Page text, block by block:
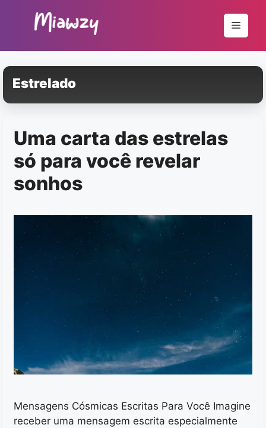
conteúdo
Menu
Estrelado
Uma carta das estrelas
só para você revelar
sonhos
Mensagens Cósmicas Escritas Para Você Imagine
receber uma mensagem escrita especialmente